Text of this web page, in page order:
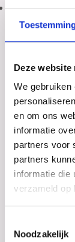
Deze
We
en om ons
informatie
partners voor
partners
informatie die
verzameld op
Noodzakelijk
Als er een
problemen
operatie met
Hierbij wordt
de buik. Een
darmoperatie
Bij diepe
doorsturen
die